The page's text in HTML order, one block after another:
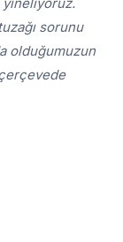
sorunu
olduğumuzun